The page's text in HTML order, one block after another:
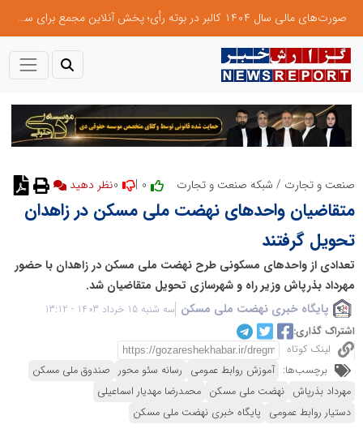
صورت‌های مالی سال ۱۴۰۴ کالبر در بوته رأی؛ پخش آنلاین مجمع برای سهامداران در سراسر کشور
صنعت و تجارت / شبکه صنعت و تجارت نظر دهید
متقاضیان واحدهای نهضت ملی مسکن در زاهدان
تحویل گرفتند
تعدادی از واحدهای مسکونی طرح نهضت ملی مسکن در زاهدان با حضور
مهرداد بذرپاش وزیر راه و شهرسازی تحویل متقاضیان شد.
پایگاه خبری نهضت ملی مسکن سه شنبه 15 خرداد 1403 - 13:12
اشتراک گذاری:
لینک کوتاه
برچسب‌ها: آموزش روابط عمومی رسانه سئو محور صندوق ملی مسکن
مهرداد بذرپاش نهضت ملی مسکن محمدرضا مهدیار اسماعیلی
دستیار روابط عمومی پایگاه خبری نهضت ملی مسکن